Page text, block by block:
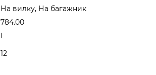
На вилку, На багажник
784.00
L
12